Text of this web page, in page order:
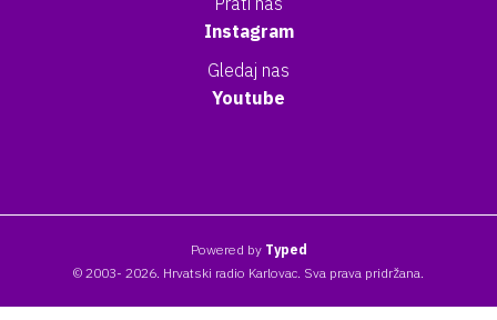
Instagram
Gledaj nas
Youtube
Powered by Typed
© 2003- 2026. Hrvatski radio Karlovac. Sva prava pridržana.